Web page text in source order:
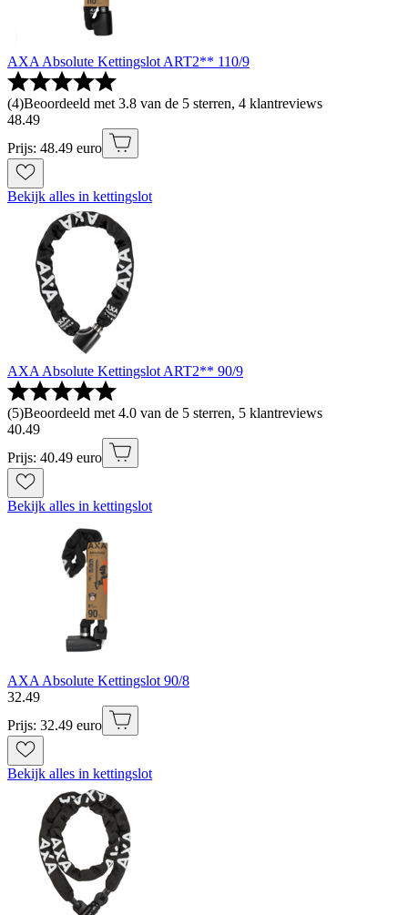
AXA Absolute Kettingslot ART2** 110/9
(4)Beoordeeld met 3.8 van de 5 sterren, 4 klantreviews
48.49
Prijs: 48.49 euro
Bekijk alles in kettingslot
AXA Absolute Kettingslot ART2** 90/9
(5)Beoordeeld met 4.0 van de 5 sterren, 5 klantreviews
40.49
Prijs: 40.49 euro
Bekijk alles in kettingslot
AXA Absolute Kettingslot 90/8
32.49
Prijs: 32.49 euro
Bekijk alles in kettingslot